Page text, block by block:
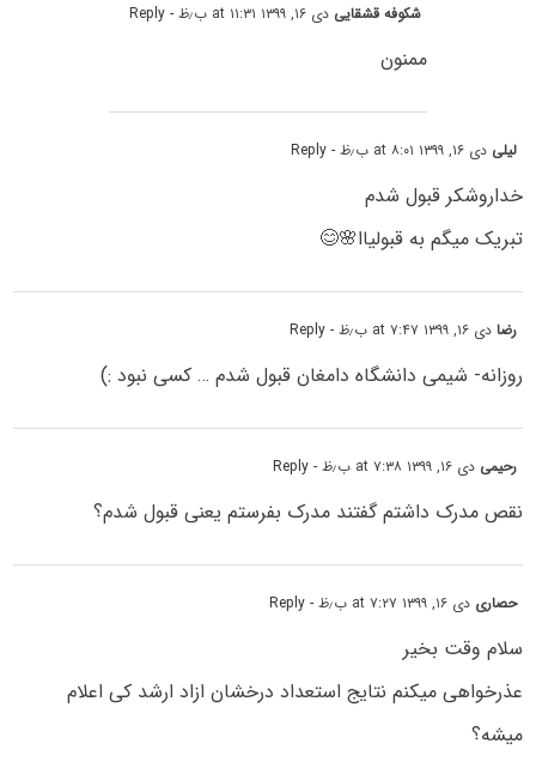
شکوفه قشقایی دی ۱۶, ۱۳۹۹ at ۱۱:۳۱ ب٫ظ - Reply
ممنون
لیلی دی ۱۶, ۱۳۹۹ at ۸:۰۱ ب٫ظ - Reply
خداروشکر قبول شدم
تبریک میگم به قبولیاا🌸😊
رضادی ۱۶, ۱۳۹۹ at ۷:۴۷ ب٫ظ - Reply
روزانه- شیمی دانشگاه دامغان قبول شدم … کسی نبود :)
رحیمی دی ۱۶, ۱۳۹۹ at ۷:۳۸ ب٫ظ - Reply
نقص مدرک داشتم گفتند مدرک بفرستم یعنی قبول شدم؟
حصاری دی ۱۶, ۱۳۹۹ at ۷:۲۷ ب٫ظ - Reply
سلام وقت بخیر
عذرخواهی میکنم نتایج استعداد درخشان ازاد ارشد کی اعلام
میشه؟